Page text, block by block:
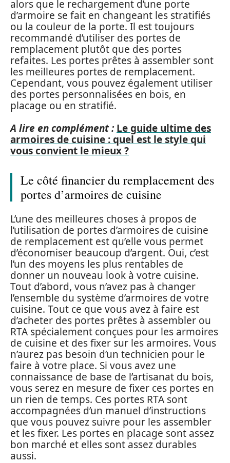
alors que le rechargement d’une porte
d’armoire se fait en changeant les stratifiés
ou la couleur de la porte. Il est toujours
recommandé d’utiliser des portes de
remplacement plutôt que des portes
refaites. Les portes prêtes à assembler sont
les meilleures portes de remplacement.
Cependant, vous pouvez également utiliser
des portes personnalisées en bois, en
placage ou en stratifié.
A lire en complément : Le guide ultime des
armoires de cuisine : quel est le style qui
vous convient le mieux ?
Le côté financier du remplacement des
portes d’armoires de cuisine
L’une des meilleures choses à propos de
l’utilisation de portes d’armoires de cuisine
de remplacement est qu’elle vous permet
d’économiser beaucoup d’argent. Oui, c’est
l’un des moyens les plus rentables de
donner un nouveau look à votre cuisine.
Tout d’abord, vous n’avez pas à changer
l’ensemble du système d’armoires de votre
cuisine. Tout ce que vous avez à faire est
d’acheter des portes prêtes à assembler ou
RTA spécialement conçues pour les armoires
de cuisine et des fixer sur les armoires. Vous
n’aurez pas besoin d’un technicien pour le
faire à votre place. Si vous avez une
connaissance de base de l’artisanat du bois,
vous serez en mesure de fixer ces portes en
un rien de temps. Ces portes RTA sont
accompagnées d’un manuel d’instructions
que vous pouvez suivre pour les assembler
et les fixer. Les portes en placage sont assez
bon marché et elles sont assez durables
aussi.